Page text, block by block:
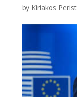
by Kiriakos